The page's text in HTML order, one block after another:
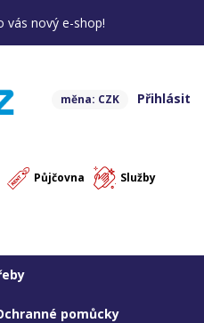
vás nový e-shop!
Přihlásit
měna: CZK
Půjčovna Služby
pomůcky